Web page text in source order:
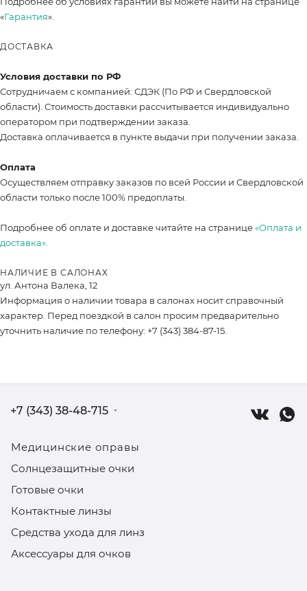
«Гарантия».
ДОСТАВКА
Условия доставки по РФ
Сотрудничаем с компанией: СДЭК (По РФ и Свердловской
области). Стоимость доставки рассчитывается индивидуально
оператором при подтверждении заказа.
Доставка оплачивается в пункте выдачи при получении заказа.
Оплата
Осуществляем отправку заказов по всей России и Свердловской
области только после 100% предоплаты.
Подробнее об оплате и доставке читайте на странице«Оплата и
доставка».
НАЛИЧИЕ В САЛОНАХ
ул. Антона Валека, 12
Информация о наличии товара в салонах носит справочный
характер. Перед поездкой в салон просим предварительно
уточнить наличие по телефону: +7 (343) 384-87-15.
Медицинские оправы
Солнцезащитные очки
Готовые очки
Контактные линзы
Средства ухода для линз
Аксессуары для очков
+7 (343) 38-48-715